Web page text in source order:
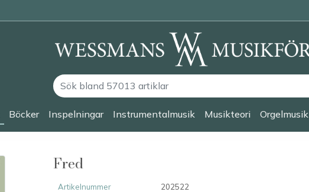
Böcker Inspelningar Instrumentalmusik Musikteori Orgelmusik
Fred
Artikelnummer 202522